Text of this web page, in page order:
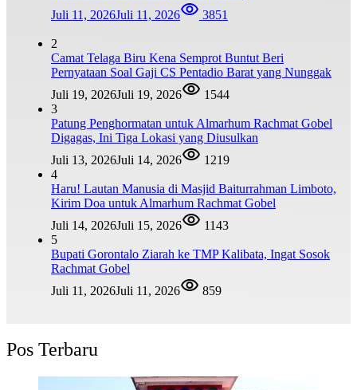
Juli 11, 2026Juli 11, 2026 3851
2
Camat Telaga Biru Kena Semprot Buntut Beri
Pernyataan Soal Gaji CS Pentadio Barat yang Nunggak
Juli 19, 2026Juli 19, 2026
1544
3
Patung Penghormatan untuk Almarhum Rachmat Gobel
Digagas, Ini Tiga Lokasi yang Diusulkan
Juli 13, 2026Juli 14, 2026
1219
4
Haru! Lautan Manusia di Masjid Baiturrahman Limboto,
Kirim Doa untuk Almarhum Rachmat Gobel
Juli 14, 2026Juli 15, 2026
1143
5
Bupati Gorontalo Ziarah ke TMP Kalibata, Ingat Sosok
Rachmat Gobel
Juli 11, 2026Juli 11, 2026 859
Pos Terbaru